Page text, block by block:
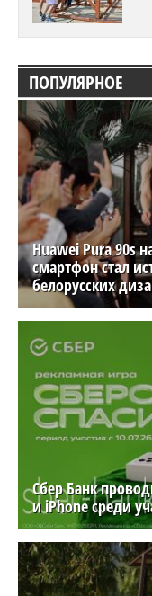
ПОПУЛЯРНОЕ
Huawei Pura 90s
смартфон стал
белорусских
Сбер Банк
и iPhone среди